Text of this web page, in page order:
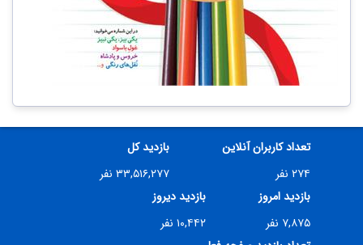
تعداد کاربران آنلاین
۲۷۴ نفر
بازدید کل
۳۳,۵۱۶,۲۷۷ نفر
بازدید امروز
۷,۸۷۵ نفر
بازدید دیروز
۱۰,۴۴۲ نفر